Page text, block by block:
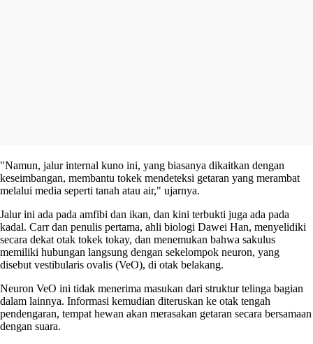
"Namun, jalur internal kuno ini, yang biasanya dikaitkan dengan
keseimbangan, membantu tokek mendeteksi getaran yang merambat
melalui media seperti tanah atau air," ujarnya.
Jalur ini ada pada amfibi dan ikan, dan kini terbukti juga ada pada
kadal. Carr dan penulis pertama, ahli biologi Dawei Han, menyelidiki
secara dekat otak tokek tokay, dan menemukan bahwa sakulus
memiliki hubungan langsung dengan sekelompok neuron, yang
disebut vestibularis ovalis (VeO), di otak belakang.
Neuron VeO ini tidak menerima masukan dari struktur telinga bagian
dalam lainnya. Informasi kemudian diteruskan ke otak tengah
pendengaran, tempat hewan akan merasakan getaran secara bersamaan
dengan suara.